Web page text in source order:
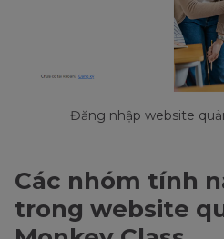
Đăng nhập website
Các nhóm tính
trong website